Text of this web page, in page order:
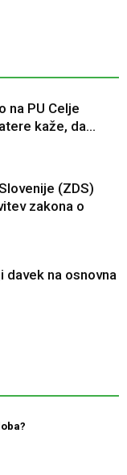
na PU Celje
kaže, da...
(ZDS)
zakona o
davek na osnovna